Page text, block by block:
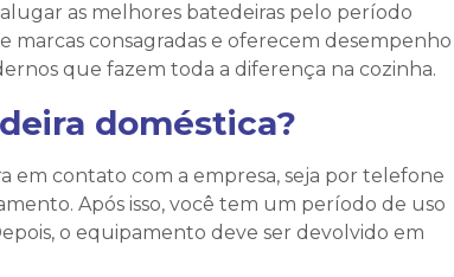
as melhores batedeiras pelo período
marcas consagradas e oferecem desempenho
que fazem toda a diferença na cozinha.
doméstica?
em contato com a empresa, seja por telefone
Após isso, você tem um período de uso
o equipamento deve ser devolvido em